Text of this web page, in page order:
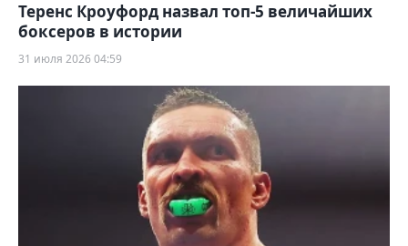
Теренс Кроуфорд назвал топ-5 величайших
боксеров в истории
31 июля 2026 04:59